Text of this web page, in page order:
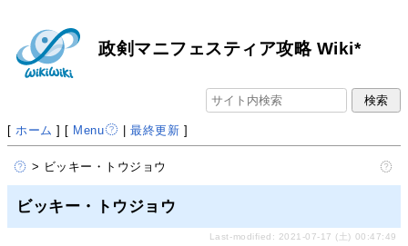
政剣マニフェスティア攻略 Wiki*
[ ホーム ] [ Menu |最終更新 ]
> ビッキー・トウジョウ
ビッキー・トウジョウ
Last-modified: 2021-07-17 (土) 00:47:49